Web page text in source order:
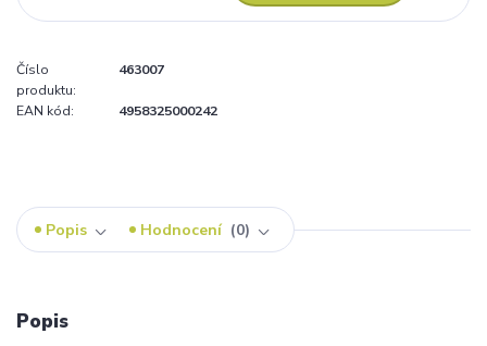
Číslo
produktu:
463007
EAN kód: 4958325000242
Popis Hodnocení 0
Popis